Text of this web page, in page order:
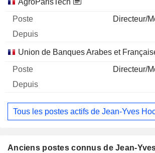
AgroParisTech
Directeur/
Union de Banques Arabes et
Directeur/
Tous les postes actifs de Jean-Yves
Anciens postes connus de Jean-